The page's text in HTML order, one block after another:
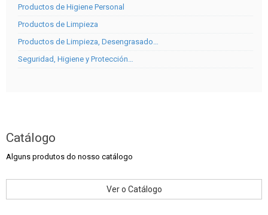
Productos de Higiene Personal
Productos de Limpieza
Productos de Limpieza, Desengrasado…
Seguridad, Higiene y Protección…
Catálogo
Alguns produtos do nosso catálogo
Ver o Catálogo